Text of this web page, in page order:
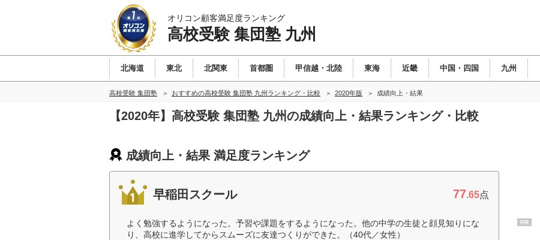
オリコン顧客満足度ランキング
高校受験 集団塾 九州
北海道 東北 北関東 首都圏 甲信越・北陸 東海 近畿 中国・四国 九州
高校受験 集団塾 おすすめの高校受験 集団塾 九州ランキング・比較 2020年版 成績向上・結果
【2020年】高校受験 集団塾 九州の成績向上・結果ランキング・比較
成績向上・結果 満足度ランキング
早稲田スクール 77.65点
よく勉強するようになった。予習や課題をするようになった。他の中学の生徒と顔見知りにな
り、高校に進学してからスムーズに友達つくりができた。（40代／女性）
PR